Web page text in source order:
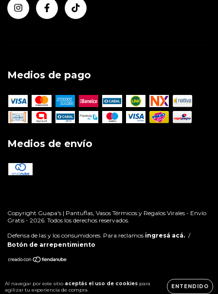
Al navegar por este sitio aceptás el uso de cookies para
agilizar tu experiencia de compra.
ENTENDIDO
Medios de pago
Medios de envío
Copyright Guapa's | Pantuflas, Vasos Térmicos y Regalos Virales - Envío
Gratis - 2026. Todos los derechos reservados.
Defensa de las y los consumidores. Para reclamos ingresá acá. /
Botón de arrepentimiento